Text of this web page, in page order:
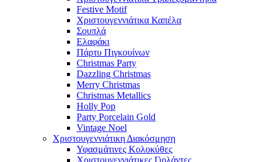
Festive Motif
Χριστουγεννιάτικα Καπέλα
Σουπλά
Ελαφάκι
Πάρτυ Πιγκουίνων
Christmas Party
Dazzling Christmas
Merry Christmas
Christmas Metallics
Holly Pop
Party Porcelain Gold
Vintage Noel
Χριστουγεννιάτικη Διακόσμηση
Υφασμάτινες Κολοκύθες
Χριστουγεννιάτικες Γιρλάντες